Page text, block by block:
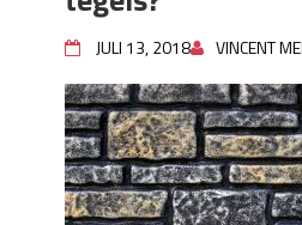
JULI 13, 2018 VINCENT